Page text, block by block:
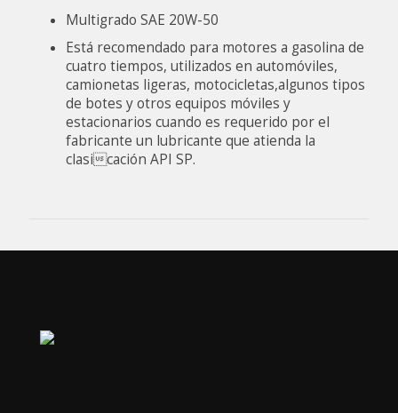
Multigrado SAE 20W-50
Está recomendado para motores a gasolina de
cuatro tiempos, utilizados en automóviles,
camionetas ligeras, motocicletas,algunos tipos
de botes y otros equipos móviles y
estacionarios cuando es requerido por el
fabricante un lubricante que atienda la
clasicación API SP.